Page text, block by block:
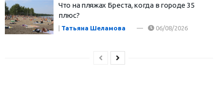
Что на пляжах Бреста, когда в городе 35
плюс?
| Татьяна Шеламова 06/08/2026